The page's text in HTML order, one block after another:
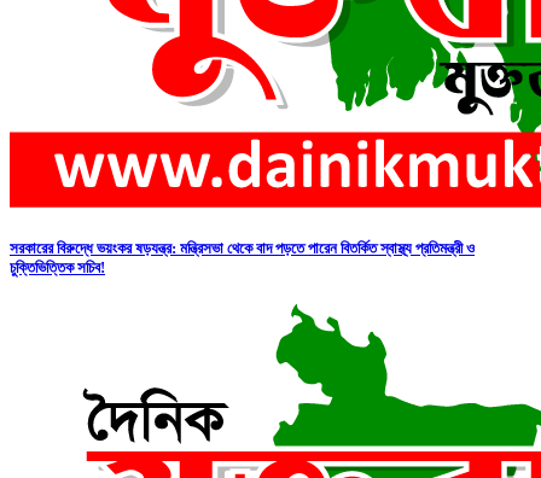
সরকারের বিরুদ্ধে ভয়ংকর ষড়যন্ত্র: মন্ত্রিসভা থেকে বাদ পড়তে পারেন বিতর্কিত স্বাস্থ্য প্রতিমন্ত্রী ও
চুক্তিভিত্তিক সচিব!